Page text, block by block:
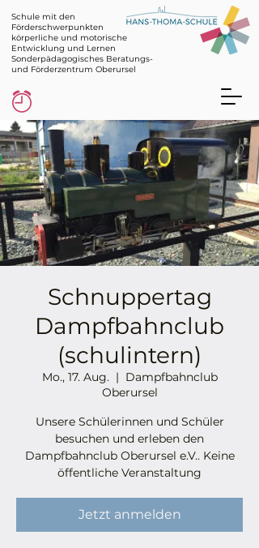
Schule mit den
Förderschwerpunkten
körperliche und motorische
Entwicklung und Lernen
Sonderpädagogisches Beratungs-
und Förderzentrum Oberursel
Schnuppertag
Dampfbahnclub
(schulintern)
Mo., 17. Aug.
  |
Dampfbahnclub
Oberursel
Unsere Schülerinnen und Schüler
besuchen und erleben den
Dampfbahnclub Oberursel e.V.. Keine
öffentliche Veranstaltung
Jetzt anmelden